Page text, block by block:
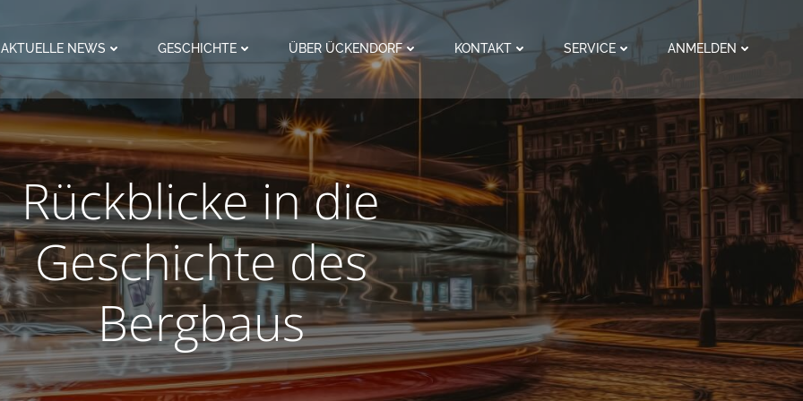
AKTUELLE NEWS GESCHICHTE ÜBER ÜCKENDORF KONTAKT SERVICE ANMELDEN
Rückblicke in die
Geschichte des
Bergbaus